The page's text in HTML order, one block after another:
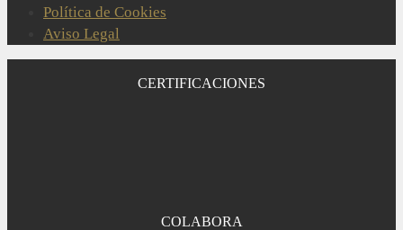
Política de Cookies
Aviso Legal
CERTIFICACIONES
COLABORA